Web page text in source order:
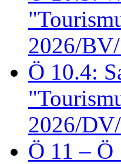
2026/BV/
Ö 10.4:
2026/
Ö 11 – Ö